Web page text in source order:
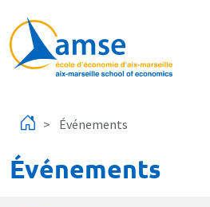
Événements
Événements